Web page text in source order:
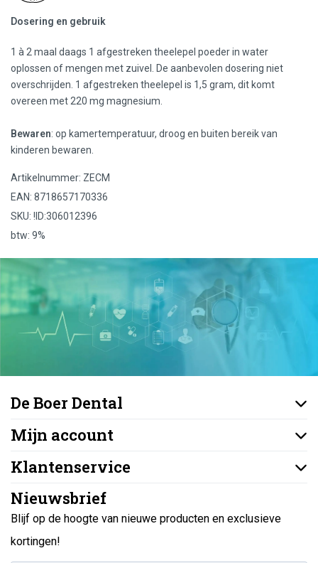
Dosering en gebruik
1 à 2 maal daags 1 afgestreken theelepel poeder in water
oplossen of mengen met zuivel. De aanbevolen dosering niet
overschrijden. 1 afgestreken theelepel is 1,5 gram, dit komt
overeen met 220 mg magnesium.
Bewaren: op kamertemperatuur, droog en buiten bereik van
kinderen bewaren.
Artikelnummer: ZECM
EAN: 8718657170336
SKU: !ID:306012396
btw: 9%
De Boer Dental
Mijn account
Klantenservice
Nieuwsbrief
Blijf op de hoogte van nieuwe producten en exclusieve
kortingen!